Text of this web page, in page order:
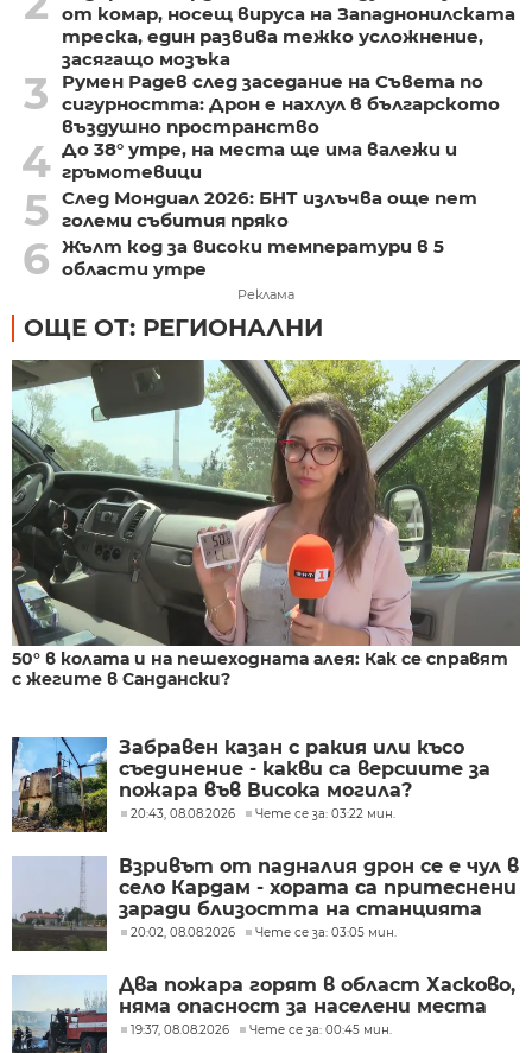
от комар, носещ вируса на Западнонилската
треска, един развива тежко усложнение,
засягащо мозъка
3
Румен Радев след заседание на Съвета по
сигурността: Дрон е нахлул в българското
въздушно пространство
4 До 38° утре, на места ще има валежи и
гръмотевици
5 След Мондиал 2026: БНТ излъчва още пет
големи събития пряко
6 Жълт код за високи температури в 5
области утре
Реклама
ОЩЕ ОТ: РЕГИОНАЛНИ
50° в колата и на пешеходната алея: Как се справят
с жегите в Сандански?
Забравен казан с ракия или късо
съединение - какви са версиите за
пожара във Висока могила?
20:43, 08.08.2026 Чете се за: 03:22 мин.
Взривът от падналия дрон се е чул в
село Кардам - хората са притеснени
заради близостта на станцията
20:02, 08.08.2026 Чете се за: 03:05 мин.
Два пожара горят в област Хасково,
няма опасност за населени места
19:37, 08.08.2026 Чете се за: 00:45 мин.